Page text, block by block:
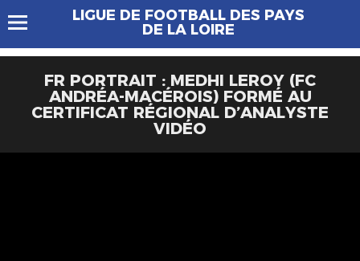
LIGUE DE FOOTBALL DES PAYS
DE LA LOIRE
FR PORTRAIT : MEDHI LEROY (FC
ANDRÉA-MACÉROIS) FORMÉ AU
CERTIFICAT RÉGIONAL D’ANALYSTE
VIDÉO